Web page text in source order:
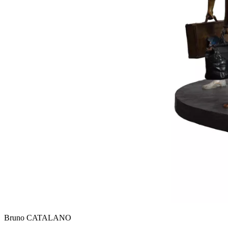
Bruno CATALANO